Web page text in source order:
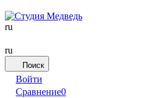
ru
ru
Поиск
Войти
Сравнение0